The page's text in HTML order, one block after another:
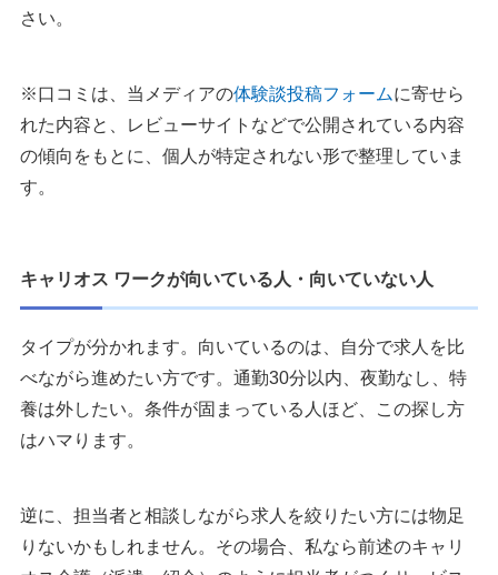
さい。
※口コミは、当メディアの体験談投稿フォームに寄せら
れた内容と、レビューサイトなどで公開されている内容
の傾向をもとに、個人が特定されない形で整理していま
す。
キャリオス ワークが向いている人・向いていない人
タイプが分かれます。向いているのは、自分で求人を比
べながら進めたい方です。通勤30分以内、夜勤なし、特
養は外したい。条件が固まっている人ほど、この探し方
はハマります。
逆に、担当者と相談しながら求人を絞りたい方には物足
りないかもしれません。その場合、私なら前述のキャリ